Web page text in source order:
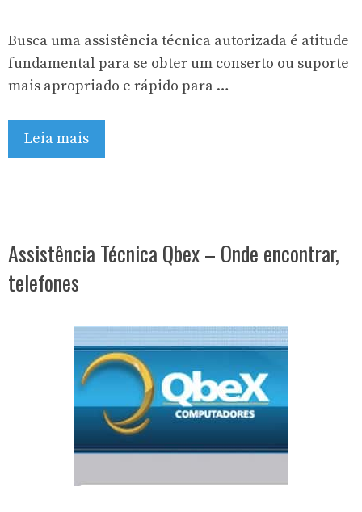
Busca uma assistência técnica autorizada é atitude
fundamental para se obter um conserto ou suporte
mais apropriado e rápido para …
Leia mais
Assistência Técnica Qbex – Onde encontrar,
telefones